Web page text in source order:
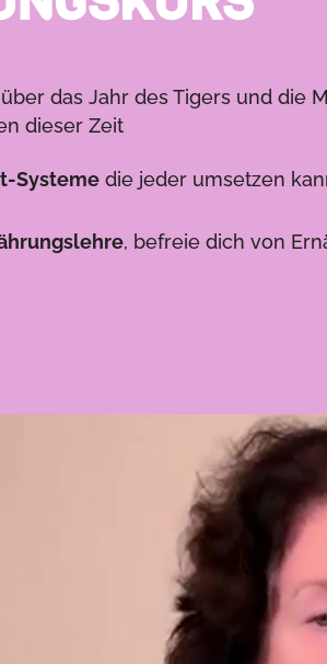
das Jahr des Tigers und die
dieser Zeit
Systemedie jeder umsetzen
, befreie dich von